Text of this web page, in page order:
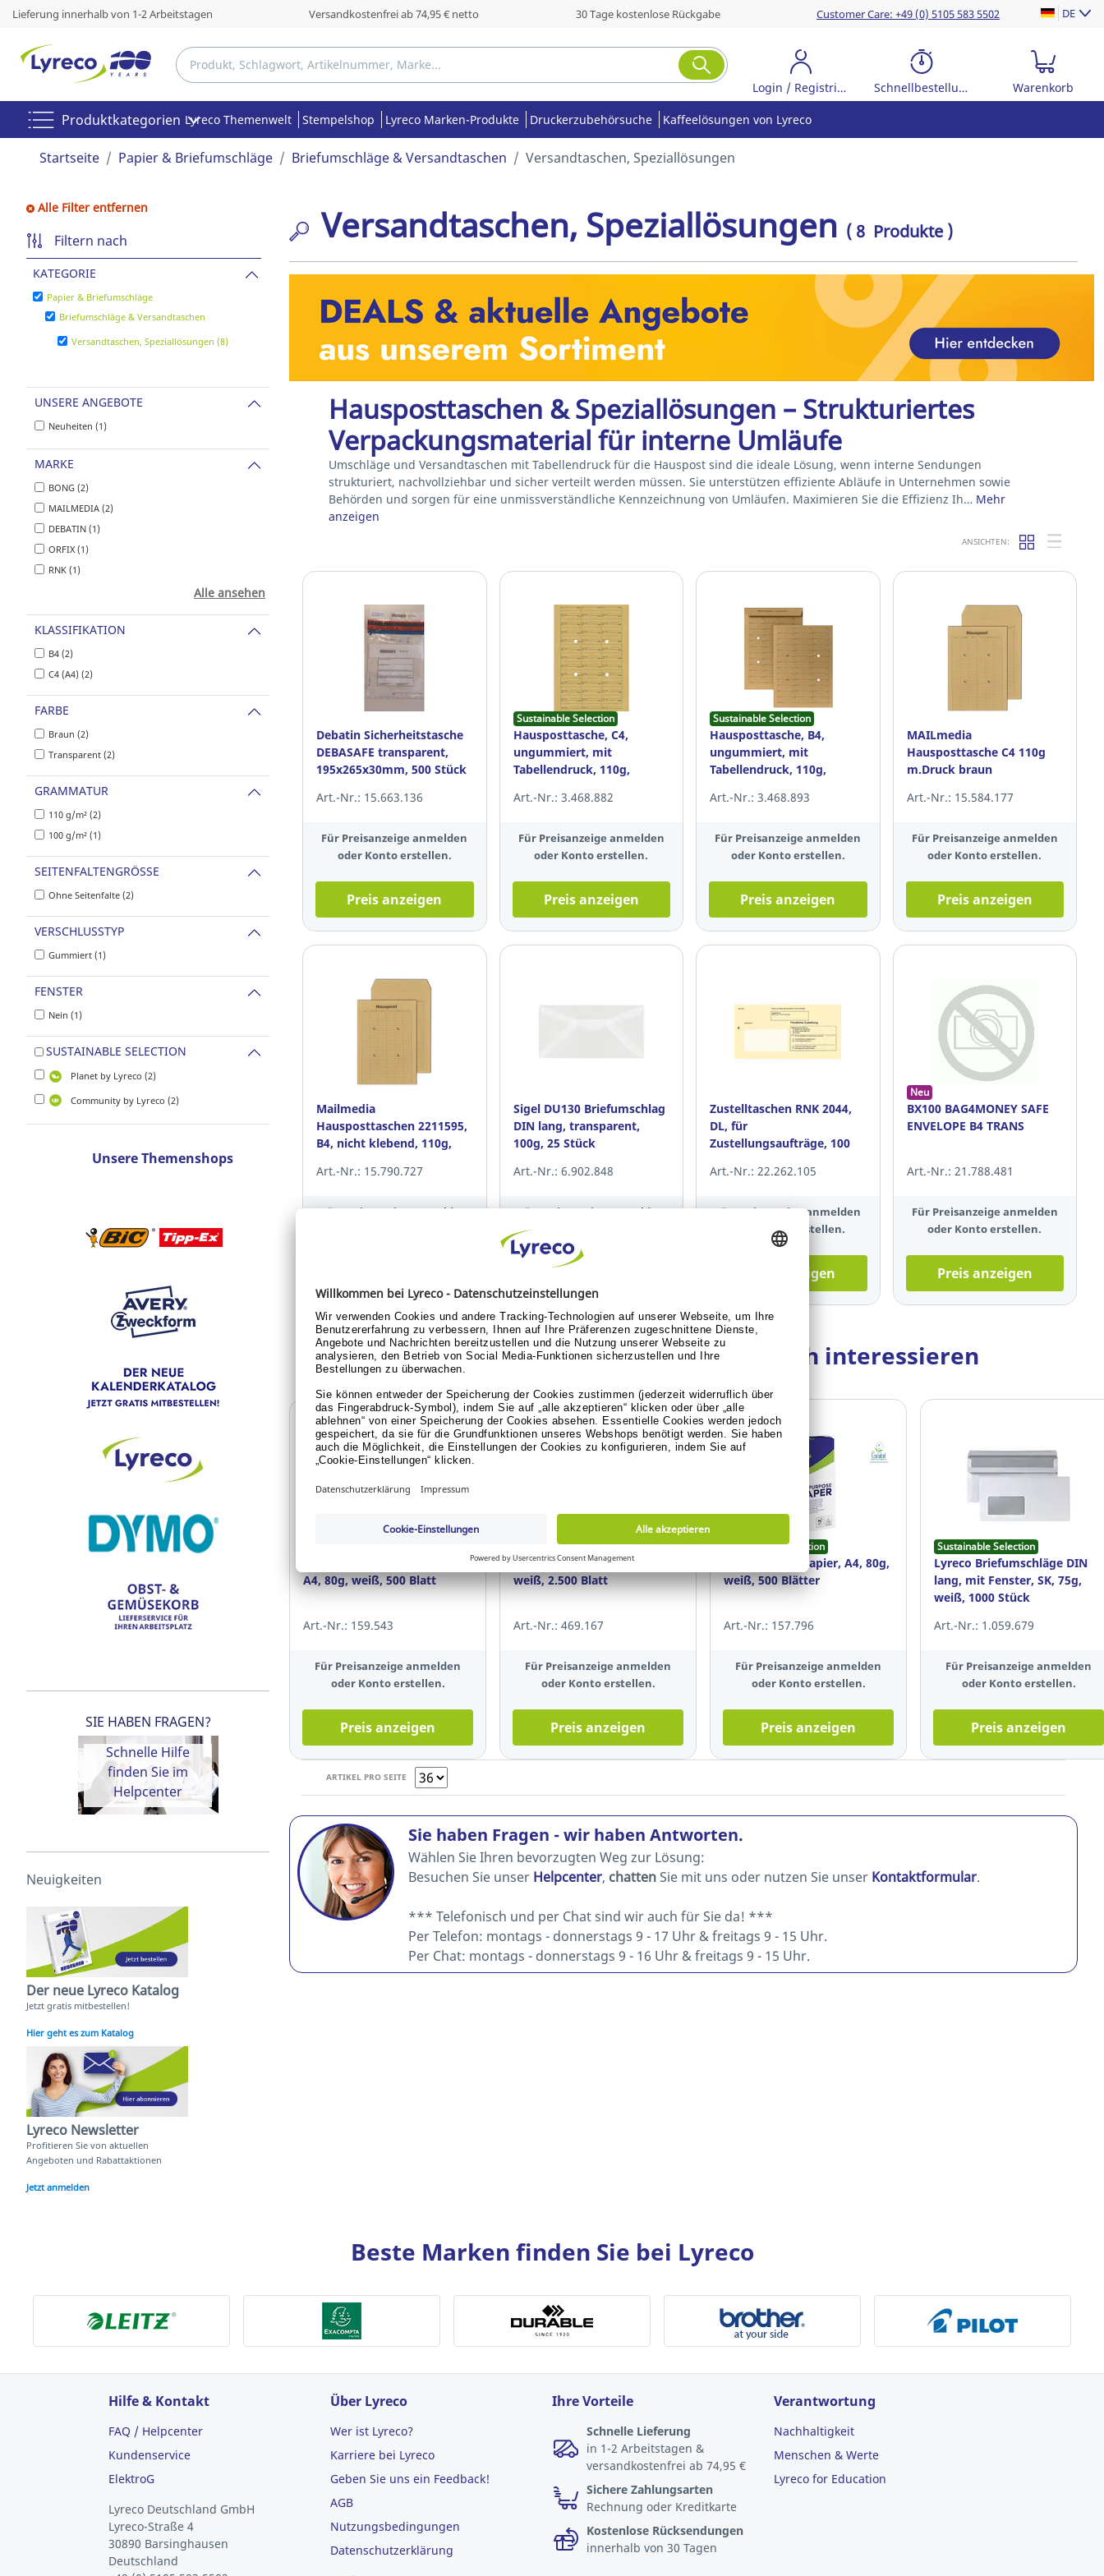
Lieferung innerhalb von 1-2 Arbeitstagen Versandkostenfrei ab 74,95 € netto 30 Tage kostenlose Rückgabe Customer Care: +49 (0) 5105 583 5502 DE
Login / Registrierung Schnellbestellung Warenkorb
Produktkategorien Lyreco Themenwelt Stempelshop Lyreco Marken-Produkte Druckerzubehörsuche Kaffeelösungen von Lyreco
Startseite Papier & Briefumschläge Briefumschläge & Versandtaschen Versandtaschen, Speziallösungen
Alle Filter entfernen
Filtern nach
KATEGORIE
Papier & Briefumschläge
Briefumschläge & Versandtaschen
Versandtaschen, Speziallösungen (8)
UNSERE ANGEBOTE
Neuheiten (1)
MARKE
BONG (2)
MAILMEDIA (2)
DEBATIN (1)
ORFIX (1)
RNK (1)
Alle ansehen
KLASSIFIKATION
B4 (2)
C4 (A4) (2)
FARBE
Braun (2)
Transparent (2)
GRAMMATUR
110 g/m² (2)
100 g/m² (1)
SEITENFALTENGRÖSSE
Ohne Seitenfalte (2)
VERSCHLUSSTYP
Gummiert (1)
FENSTER
Nein (1)
SUSTAINABLE SELECTION
Planet by Lyreco (2)
Community by Lyreco (2)
Unsere Themenshops
SIE HABEN FRAGEN?
Schnelle Hilfe
finden Sie im
Helpcenter
Neuigkeiten
Der neue Lyreco Katalog
Jetzt gratis mitbestellen!
Hier geht es zum Katalog
Lyreco Newsletter
Profitieren Sie von aktuellen
Angeboten und Rabattaktionen
Jetzt anmelden
Versandtaschen, Speziallösungen ( 8 Produkte )
Hausposttaschen & Speziallösungen – Strukturiertes
Verpackungsmaterial für interne Umläufe
Umschläge und Versandtaschen mit Tabellendruck für die Hauspost sind die ideale Lösung, wenn interne Sendungen
strukturiert, nachvollziehbar und sicher verteilt werden müssen. Sie unterstützen effiziente Abläufe in Unternehmen sowie
Behörden und sorgen für eine unmissverständliche Kennzeichnung von Umläufen. Maximieren Sie die Effizienz Ih… Mehr
anzeigen
ANSICHTEN:
Debatin Sicherheitstasche
DEBASAFE transparent,
195x265x30mm, 500 Stück
Art.-Nr.: 15.663.136
Für Preisanzeige anmelden
oder Konto erstellen.
Preis anzeigen
Sustainable Selection
Hausposttasche, C4,
ungummiert, mit
Tabellendruck, 110g,
Art.-Nr.: 3.468.882
Für Preisanzeige anmelden
oder Konto erstellen.
Preis anzeigen
Sustainable Selection
Hausposttasche, B4,
ungummiert, mit
Tabellendruck, 110g,
Art.-Nr.: 3.468.893
Für Preisanzeige anmelden
oder Konto erstellen.
Preis anzeigen
MAILmedia
Hausposttasche C4 110g
m.Druck braun
Art.-Nr.: 15.584.177
Für Preisanzeige anmelden
oder Konto erstellen.
Preis anzeigen
Mailmedia
Hausposttaschen 2211595,
B4, nicht klebend, 110g,
Art.-Nr.: 15.790.727
Für Preisanzeige anmelden
Sigel DU130 Briefumschlag
DIN lang, transparent,
100g, 25 Stück
Art.-Nr.: 6.902.848
Für Preisanzeige anmelden
Preis anzeigen
Zustelltaschen RNK 2044,
DL, für
Zustellungsaufträge, 100
Art.-Nr.: 22.262.105
Für Preisanzeige anmelden
oder Konto erstellen.
Preis anzeigen
Neu
BX100 BAG4MONEY SAFE
ENVELOPE B4 TRANS
Art.-Nr.: 21.788.481
Für Preisanzeige anmelden
oder Konto erstellen.
Preis anzeigen
Diese Produkte könnten Sie auch interessieren
A4, 80g, weiß, 500 Blatt
Art.-Nr.: 159.543
Für Preisanzeige anmelden
oder Konto erstellen.
Preis anzeigen
Sustainable Selection
Lyreco Kopierpapier, A4, 80g,
weiß, 2.500 Blatt
Art.-Nr.: 469.167
Für Preisanzeige anmelden
oder Konto erstellen.
Preis anzeigen
Sustainable Selection
Lyreco Kopierpapier, A4, 80g,
weiß, 500 Blätter
Art.-Nr.: 157.796
Für Preisanzeige anmelden
oder Konto erstellen.
Preis anzeigen
Sustainable Selection
Lyreco Briefumschläge DIN
lang, mit Fenster, SK, 75g,
weiß, 1000 Stück
Art.-Nr.: 1.059.679
Für Preisanzeige anmelden
oder Konto erstellen.
Preis anzeigen
ARTIKEL PRO SEITE
Sie haben Fragen - wir haben Antworten.
Wählen Sie Ihren bevorzugten Weg zur Lösung:
Besuchen Sie unser Helpcenter, chattenSie mit uns oder nutzen Sie unser Kontaktformular.
*** Telefonisch und per Chat sind wir auch für Sie da! ***
Per Telefon: montags - donnerstags 9 - 17 Uhr & freitags 9 - 15 Uhr.
Per Chat: montags - donnerstags 9 - 16 Uhr & freitags 9 - 15 Uhr.
Beste Marken finden Sie bei Lyreco
Hilfe & Kontakt
FAQ / Helpcenter
Kundenservice
ElektroG
Lyreco Deutschland GmbH
Lyreco-Straße 4
30890 Barsinghausen
Deutschland
Über Lyreco
Wer ist Lyreco?
Karriere bei Lyreco
Geben Sie uns ein Feedback!
AGB
Nutzungsbedingungen
Datenschutzerklärung
Ihre Vorteile
Schnelle Lieferung
in 1-2 Arbeitstagen &
versandkostenfrei ab 74,95 €
Sichere Zahlungsarten
Rechnung oder Kreditkarte
Kostenlose Rücksendungen
innerhalb von 30 Tagen
Verantwortung
Nachhaltigkeit
Menschen & Werte
Lyreco for Education